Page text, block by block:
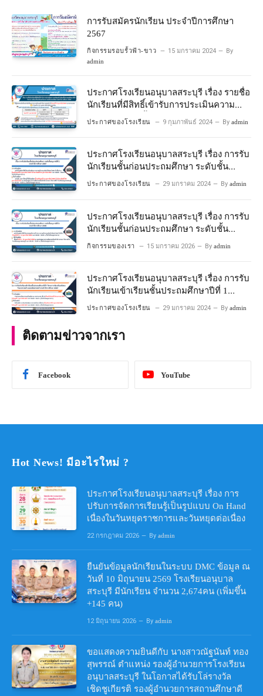
การรับสมัครนักเรียน ประจำปีการศึกษา
2567
กิจกรรมรอบรั้วฟ้า-ขาว 15 มกราคม 2024 By
admin
ประกาศโรงเรียนอนุบาลสระบุรี เรื่อง รายชื่อ
นักเรียนที่มีสิทธิ์เข้ารับการประเมินความ
พร้อมเข้าเรียนชั้นประถมศึกษาปีที่ 1
ประกาศของโรงเรียน 9 กุมภาพันธ์ 2024 By admin
ประกาศโรงเรียนอนุบาลสระบุรี เรื่อง การรับ
นักเรียนชั้นก่อนประถมศึกษา ระดับชั้น
ประกาศของโรงเรียน 29 มกราคม 2024 By admin
ประกาศโรงเรียนอนุบาลสระบุรี เรื่อง การรับ
นักเรียนชั้นก่อนประถมศึกษา ระดับชั้น
อนุบาลปีที่ ๒ ประจำปีการศึกษา ๒๕๖๙
กิจกรรมของเรา 15 มกราคม 2026 By admin
ประกาศโรงเรียนอนุบาลสระบุรี เรื่อง การรับ
นักเรียนเข้าเรียนชั้นประถมศึกษาปีที่ 1
โครงการห้องเรียนพิเศษ วิทยาศาสตร์ และ
ประกาศของโรงเรียน 29 มกราคม 2024 By admin
ติดตามข่าวจากเรา
Facebook YouTube
Hot News! มีอะไรใหม่ ?
ประกาศโรงเรียนอนุบาลสระบุรี เรื่อง การ
ปรับการจัดการเรียนรู้เป็นรูปแบบ On Hand
เนื่องในวันหยุดราชการและวันหยุดต่อเนื่อง
22 กรกฎาคม 2026 By admin
ยืนยันข้อมูลนักเรียนในระบบ DMC ข้อมูล ณ
วันที่ 10 มิถุนายน 2569 โรงเรียนอนุบาล
สระบุรี มีนักเรียน จำนวน 2,674คน (เพิ่มขึ้น
+145 คน)
12 มิถุนายน 2026 By admin
ขอแสดงความยินดีกับ นางสาวณัฐนันท์ ทอง
สุพรรณ์ ตำแหน่ง รองผู้อำนวยการโรงเรียน
อนุบาลสระบุรี ในโอกาสได้รับโล่รางวัล
เชิดชูเกียรติ รองผู้อำนวยการสถานศึกษาดี